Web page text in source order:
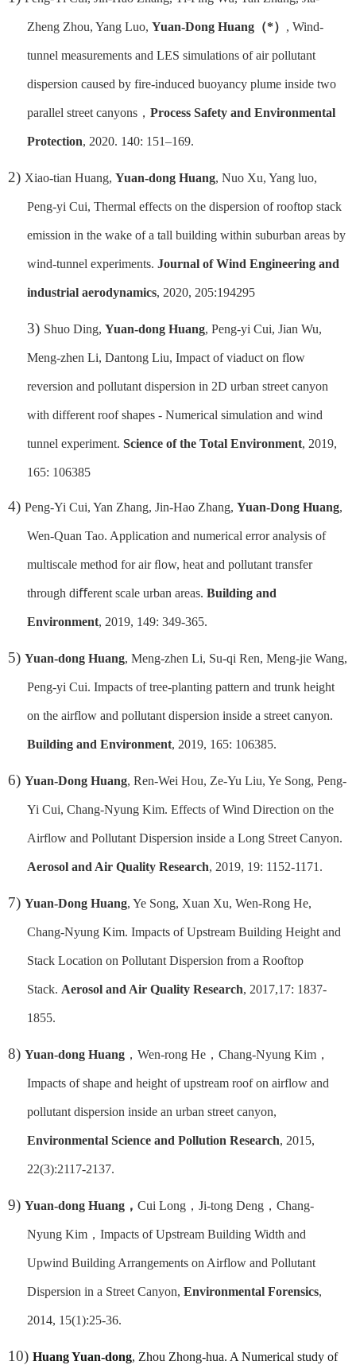
Zheng Zhou, Yang Luo, Yuan-Dong Huang （*） , Wind-
tunnel measurements and LES simulations of air pollutant
dispersion caused by fire-induced buoyancy plume inside two
parallel street canyons ， Process Safety and Environmental
Protection, 2020. 140: 151–169.
2) Xiao-tian Huang, Yuan-dong Huang, Nuo Xu, Yang luo,
Peng-yi Cui, Thermal effects on the dispersion of rooftop stack
emission in the wake of a tall building within suburban areas by
wind-tunnel experiments. Journal of Wind Engineering and
industrial aerodynamics, 2020, 205:194295
3) Shuo Ding, Yuan-dong Huang, Peng-yi Cui, Jian Wu,
Meng-zhen Li, Dantong Liu, Impact of viaduct on flow
reversion and pollutant dispersion in 2D urban street canyon
with different roof shapes - Numerical simulation and wind
tunnel experiment. Science of the Total Environment, 2019,
165: 106385
4) Peng-Yi Cui, Yan Zhang, Jin-Hao Zhang, Yuan-Dong Huang,
Wen-Quan Tao. Application and numerical error analysis of
multiscale method for air ﬂow, heat and pollutant transfer
through diﬀerent scale urban areas. Building and
Environment, 2019, 149: 349-365.
5) Yuan-dong Huang, Meng-zhen Li, Su-qi Ren, Meng-jie Wang,
Peng-yi Cui. Impacts of tree-planting pattern and trunk height
on the airflow and pollutant dispersion inside a street canyon.
Building and Environment, 2019, 165: 106385.
6) Yuan-Dong Huang, Ren-Wei Hou, Ze-Yu Liu, Ye Song, Peng-
Yi Cui, Chang-Nyung Kim. Effects of Wind Direction on the
Airflow and Pollutant Dispersion inside a Long Street Canyon.
Aerosol and Air Quality Research, 2019, 19: 1152-1171.
7) Yuan-Dong Huang, Ye Song, Xuan Xu, Wen-Rong He,
Chang-Nyung Kim. Impacts of Upstream Building Height and
Stack Location on Pollutant Dispersion from a Rooftop
Stack. Aerosol and Air Quality Research, 2017,17: 1837-
1855.
8) Yuan-dong Huang ， Wen-rong He ， Chang-Nyung Kim ，
Impacts of shape and height of upstream roof on airflow and
pollutant dispersion inside an urban street canyon,
Environmental Science and Pollution Research, 2015,
22(3):2117-2137.
9) Yuan-dong Huang ， Cui Long ， Ji-tong Deng ， Chang-
Nyung Kim ， Impacts of Upstream Building Width and
Upwind Building Arrangements on Airflow and Pollutant
Dispersion in a Street Canyon, Environmental Forensics,
2014, 15(1):25-36.
10) Huang Yuan-dong, Zhou Zhong-hua. A Numerical study of